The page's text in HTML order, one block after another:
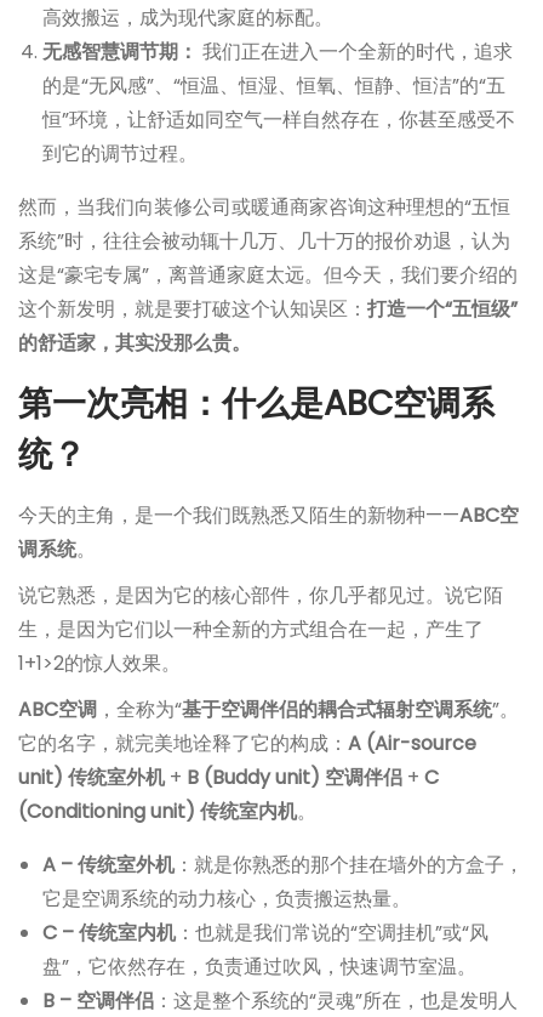
高效搬运，成为现代家庭的标配。
无感智慧调节期： 我们正在进入一个全新的时代，追求
的是“无风感”、“恒温、恒湿、恒氧、恒静、恒洁”的“五
恒”环境，让舒适如同空气一样自然存在，你甚至感受不
到它的调节过程。
然而，当我们向装修公司或暖通商家咨询这种理想的“五恒
系统”时，往往会被动辄十几万、几十万的报价劝退，认为
这是“豪宅专属”，离普通家庭太远。但今天，我们要介绍的
这个新发明，就是要打破这个认知误区： 打造一个“五恒级”
的舒适家，其实没那么贵。
第一次亮相：什么是ABC空调系
统？
今天的主角，是一个我们既熟悉又陌生的新物种——ABC空
调系统。
说它熟悉，是因为它的核心部件，你几乎都见过。说它陌
生，是因为它们以一种全新的方式组合在一起，产生了
1+1>2的惊人效果。
ABC空调 ，全称为“基于空调伴侣的耦合式辐射空调系统”。
它的名字，就完美地诠释了它的构成： A (Air-source
unit) 传统室外机+ B (Buddy unit) 空调伴侣 + C
(Conditioning unit) 传统室内机。
A – 传统室外机：就是你熟悉的那个挂在墙外的方盒子，
它是空调系统的动力核心，负责搬运热量。
C – 传统室内机：也就是我们常说的“空调挂机”或“风
盘”，它依然存在，负责通过吹风，快速调节室温。
B – 空调伴侣 ：这是整个系统的“灵魂”所在，也是发明人